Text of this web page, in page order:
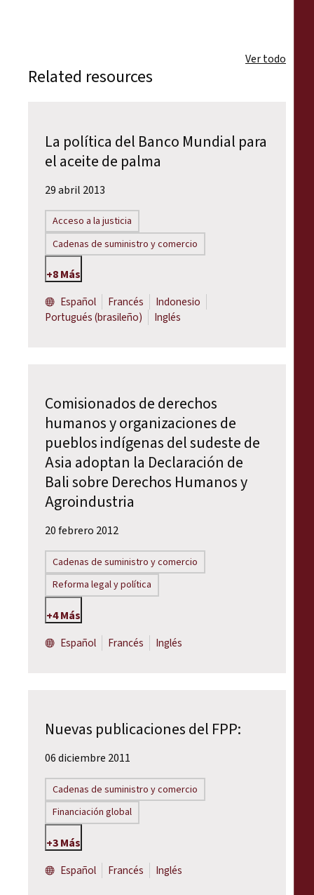
Related resources
Ver todo
La política del Banco Mundial para
el aceite de palma
29 abril 2013
Acceso a la justicia
Cadenas de suministro y comercio
+8 Más
Español
Francés
Indonesio
Portugués (brasileño)
Inglés
Comisionados de derechos
humanos y organizaciones de
pueblos indígenas del sudeste de
Asia adoptan la Declaración de
Bali sobre Derechos Humanos y
Agroindustria
20 febrero 2012
Cadenas de suministro y comercio
Reforma legal y política
+4 Más
Español
Francés Inglés
Nuevas publicaciones del FPP:
06 diciembre 2011
Cadenas de suministro y comercio
Financiación global
+3 Más
Español
Francés Inglés